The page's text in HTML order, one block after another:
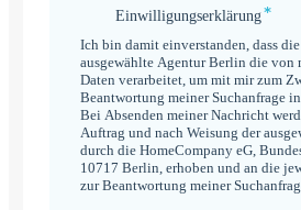
Einwilligungserklärung
Einwilligungserklärung*
Ich bin damit einverstanden, dass
ausgewählte Agentur Berlin die von
Daten verarbeitet, um mit mir zum
Beantwortung meiner Suchanfrage
Bei Absenden meiner Nachricht
Auftrag und nach Weisung der
durch die HomeCompany eG,
10717 Berlin, erhoben und an die
zur Beantwortung meiner